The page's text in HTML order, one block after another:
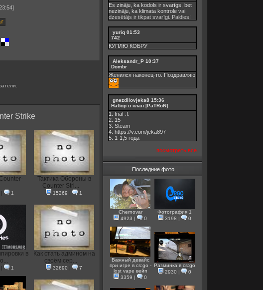
Strike
| 1
Тактика Обороны в
Counter Stri...
15269 | 1
в
| 1
Как стать админом на
своём сер...
32690 | 7
Es zināju, ka kodols ir svarīgs, bet
nezināju, ka klimata kontrole vai
dzesētājs ir tikpat svarīgi. Paldies!
yuriq 01:53
742
КУПЛЮ КОБРУ
Aleksandr_P 10:37
Dombr
Женился наконец-то. Поздравляю
gnezdilovjeka8 15:36
Набор в клан [PaTRoN]
1. fnaf .!.
2. 15
3. Steam
4. https://v.com/jeka897
5. 1-1,5 годa
посмотреть все
Последние фото
Chernovar
4923 | 0
Фотография 1
3198 | 0
Важный девайс
при игре в cs:go -
lost vape вейп
3359 | 0
Разминка в cs:go
2930 | 0